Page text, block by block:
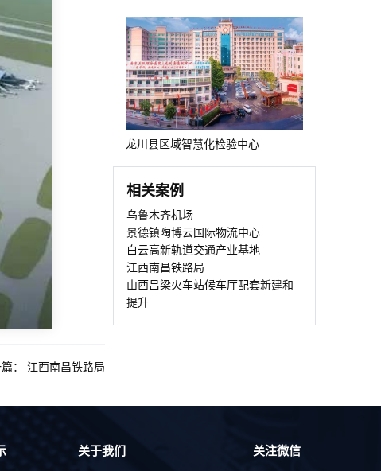
篇： 江西南昌铁路局
龙川县区域智慧化检验中心
相关案例
乌鲁木齐机场
景德镇陶博云国际物流中心
白云高新轨道交通产业基地
江西南昌铁路局
山西吕梁火车站候车厅配套新建和
提升
关于我们 关注微信